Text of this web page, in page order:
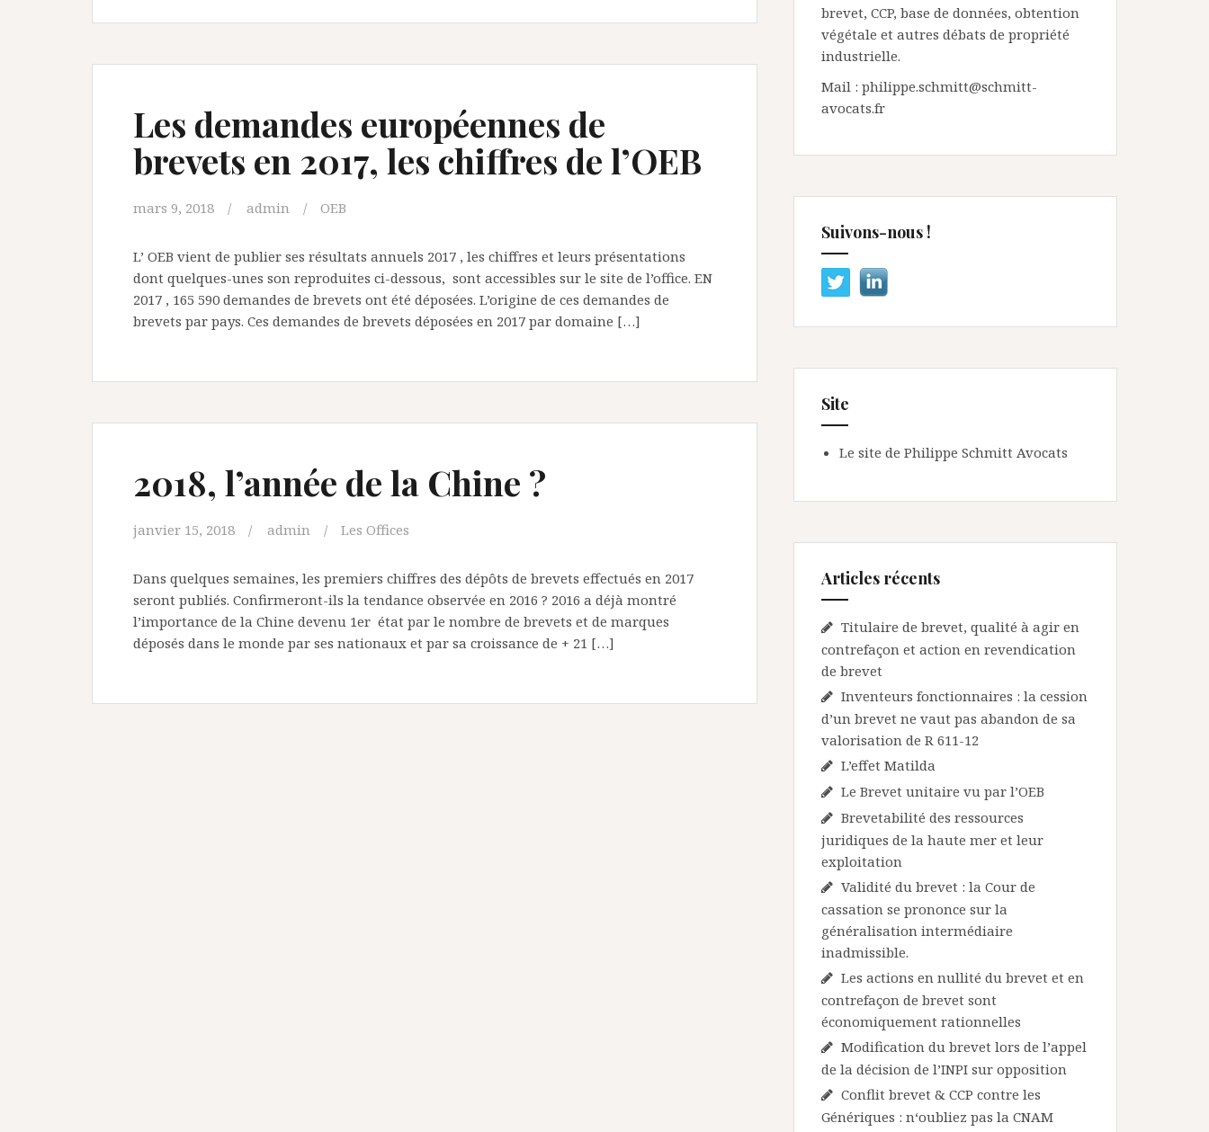
Les demandes européennes de
brevets en 2017, les chiffres de l’OEB
mars 9, 2018 admin OEB
L’ OEB vient de publier ses résultats annuels 2017 , les chiffres et leurs présentations
dont quelques-unes son reproduites ci-dessous, sont accessibles sur le site de l’office. EN
2017 , 165 590 demandes de brevets ont été déposées. L’origine de ces demandes de
brevets par pays. Ces demandes de brevets déposées en 2017 par domaine […]
2018, l’année de la Chine ?
janvier 15, 2018 admin Les Offices
Dans quelques semaines, les premiers chiffres des dépôts de brevets effectués en 2017
seront publiés. Confirmeront-ils la tendance observée en 2016 ? 2016 a déjà montré
l’importance de la Chine devenu 1er état par le nombre de brevets et de marques
déposés dans le monde par ses nationaux et par sa croissance de + 21 […]
brevet, CCP, base de données, obtention
végétale et autres débats de propriété
industrielle.
Mail : philippe.schmitt@schmitt-
avocats.fr
Suivons-nous !
Site
Le site de Philippe Schmitt Avocats
Articles récents
Titulaire de brevet, qualité à agir en
contrefaçon et action en revendication
de brevet
Inventeurs fonctionnaires : la cession
d’un brevet ne vaut pas abandon de sa
valorisation de R 611-12
L’effet Matilda
Le Brevet unitaire vu par l’OEB
Brevetabilité des ressources
juridiques de la haute mer et leur
exploitation
Validité du brevet : la Cour de
cassation se prononce sur la
généralisation intermédiaire
inadmissible.
Les actions en nullité du brevet et en
contrefaçon de brevet sont
économiquement rationnelles
Modification du brevet lors de l’appel
de la décision de l’INPI sur opposition
Conflit brevet & CCP contre les
Génériques : n‘oubliez pas la CNAM